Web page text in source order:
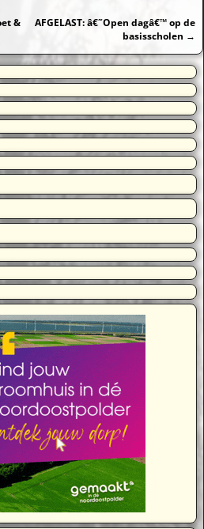
&
AFGELAST: â€˜Open dagâ€™ op de
basisscholen →